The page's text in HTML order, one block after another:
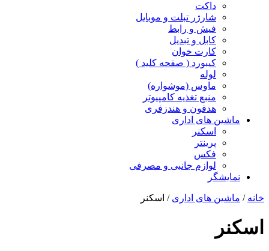
داکت
شارژر تبلت و موبایل
فیش و رابط
کابل و تبدیل
کارت خوان
کیبورد ( صفحه کلید )
لوله
ماوس (موشواره)
منبع تغذیه کامپیوتر
هدفون و هندزفری
ماشین های اداری
اسکنر
پرینتر
فکس
لوازم جانبی و مصرفی
نمایشگر
خانه / ماشین های اداری / اسکنر
اسکنر